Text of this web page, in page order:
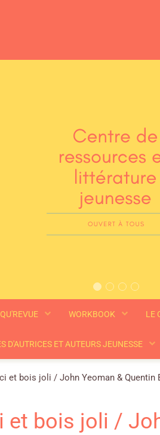
WORKBOOK LE
D'AUTRICES ET AUTEURS JEUNESSE
et bois joli / John Yeoman & Quentin
et bois joli /